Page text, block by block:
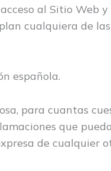
al Sitio Web
cualquiera de
española.
para cuantas
que
de cualquier